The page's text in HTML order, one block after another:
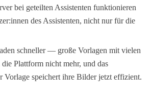
bei geteilten Assistenten funktionieren
des Assistenten, nicht nur für die
schneller — große Vorlagen mit vielen
Plattform nicht mehr, und das
Vorlage speichert ihre Bilder jetzt effizient.